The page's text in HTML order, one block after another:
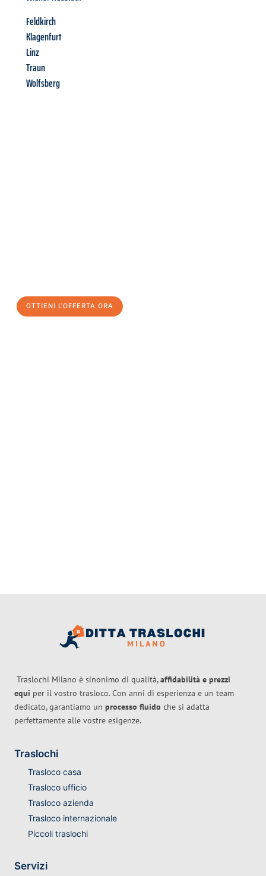
Feldkirch
Klagenfurt
Linz
Traun
Wolfsberg
OTTIENI L'OFFERTA ORA
Traslochi Milano è sinonimo di qualità,affidabilità e prezzi
equi per il vostro trasloco. Con anni di esperienza e un team
dedicato, garantiamo un processo fluido che si adatta
perfettamente alle vostre esigenze.
Traslochi
Trasloco casa
Trasloco ufficio
Trasloco azienda
Trasloco internazionale
Piccoli traslochi
Servizi